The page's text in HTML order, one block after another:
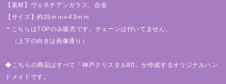
【素材】ヴェネチアンガラス、合金
【サイズ】約25ｍｍ×43ｍｍ
＊こちらはTOPのみ販売です。チェーンは付いてません。
（上下の向きは画像通り）
◆こちらの商品はすべて「神戸クリスタル80」が作成するオリジナルハン
ドメイドです。